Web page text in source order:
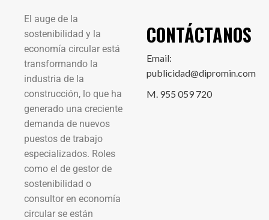
El auge de la
sostenibilidad y la
economía circular está
transformando la
industria de la
construcción, lo que ha
generado una creciente
demanda de nuevos
puestos de trabajo
especializados. Roles
como el de gestor de
sostenibilidad o
consultor en economía
circular se están
CONTÁCTANOS
Email:
publicidad@dipromin.com
M. 955 059 720